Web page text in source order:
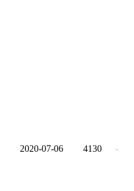
2020-07-06 4130 -